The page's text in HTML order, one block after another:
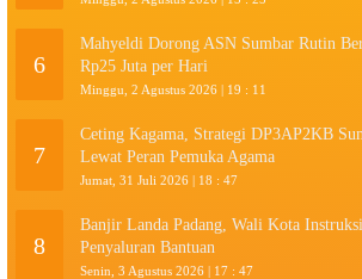
6
Mahyeldi Dorong ASN Sumbar Rutin
Rp25 Juta per Hari
Minggu, 2 Agustus 2026 | 19 : 11
7
Ceting Kagama, Strategi DP3AP2KB
Lewat Peran Pemuka Agama
Jumat, 31 Juli 2026 | 18 : 47
8
Banjir Landa Padang, Wali Kota
Penyaluran Bantuan
Senin, 3 Agustus 2026 | 17 : 47